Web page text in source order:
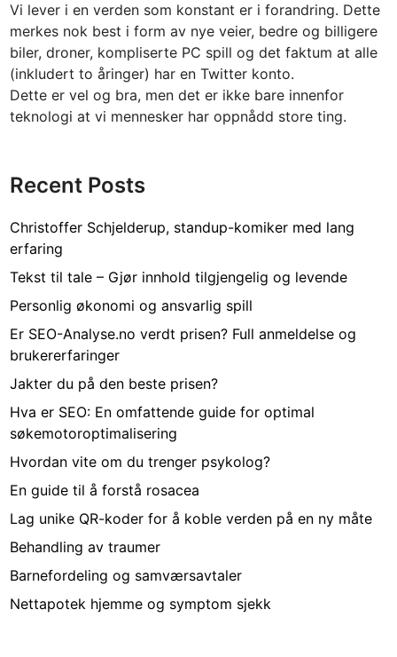
e
d
i
n
Vi lever i en verden som konstant er i forandring. Dette
merkes nok best i form av nye veier, bedre og billigere
biler, droner, kompliserte PC spill og det faktum at alle
(inkludert to åringer) har en Twitter konto.
Dette er vel og bra, men det er ikke bare innenfor
teknologi at vi mennesker har oppnådd store ting.
Recent Posts
Christoffer Schjelderup, standup-komiker med lang
erfaring
Tekst til tale – Gjør innhold tilgjengelig og levende
Personlig økonomi og ansvarlig spill
Er SEO-Analyse.no verdt prisen? Full anmeldelse og
brukererfaringer
Jakter du på den beste prisen?
Hva er SEO: En omfattende guide for optimal
søkemotoroptimalisering
Hvordan vite om du trenger psykolog?
En guide til å forstå rosacea
Lag unike QR-koder for å koble verden på en ny måte
Behandling av traumer
Barnefordeling og samværsavtaler
Nettapotek hjemme og symptom sjekk